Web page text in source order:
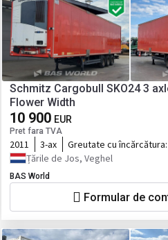
Schmitz Cargobull SKO24 3
Flower Width
10 900 EUR
Pret fara TVA
2011 3-ax Greutate cu încărcătura:
Țările de Jos, Veghel
BAS World
Formular de